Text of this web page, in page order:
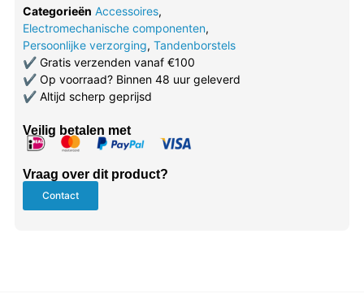
Categorieën Accessoires,
Electromechanische componenten,
Persoonlijke verzorging, Tandenborstels
✔Gratis verzenden vanaf €100
✔Op voorraad? Binnen 48 uur geleverd
✔Altijd scherp geprijsd
Veilig betalen met
Vraag over dit product?
Contact